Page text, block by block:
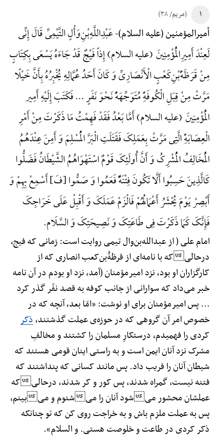
۱ (مریم/ ۳۸)
أمیرالمؤمنین (علیه السلام)-عَبْدِ‌اللَّهِ‌بْنِ‌وَأْلٍ التَّیْمِیِّ قَالَ إِنِّی
لَعِنْدَ أَمِیرِالْمُؤْمِنِینَ (علیه السلام) إِذاً فَیْجٌ قَدْ جَاءَهُ یَسْعَی بِکِتَابٍ
مِنْ قَرَظَهًَْ‌بْنِ‌کَعْبٍ الْأَنْصَارِیِّ وَ کَانَ أَحَدُ عُمَّالِهِ یُخْبِرُهُ بِأَنَّ خَیْلًا
مَرَّتْ مِنْ قِبَلِ الْکُوفَهًِْ مُتَوَجِّهَهًًْ نَحْوَ نَفَرٍ ... فَکَتَبَ إِلَیْهِ أَمِیر
الْمُؤْمِنِینَ (علیه السلام) أَمَّا بَعْدُ فَقَدْ فَهِمْتُ مَا ذَکَرْتَ مِنْ أَمْرِ
الْعِصَابَهًِْ الَّتِی مَرَّتْ بِعَمَلِکَ فَقَتَلَتِ الْبَرَّ الْمُسْلِمَ وَ أَمِنَ عِنْدَهُمُ
الْمُخَالِفُ الْمُشْرِکُ وَ أَنَّ أُولَئِکَ قَوْمٌ اسْتَهْوَاهُمُ الشَّیْطَانُ فَضَلُّوا
کَالَّذِینَ حَسِبُوا أَلَّا تَکُونَ فِتْنَهًٌْ فَعَمُوا وَ صَمُّوا {فَ} أَسْمِعْ بِهِمْ وَ
أَبْصِرْ یَوْمَ یُحْشَرُ أَعْمَالُهُمْ فَالْزَمْ عَمَلَکَ وَ أَقْبِلْ عَلَی خَرَاجِکَ
فَإِنَّکَ کَمَا ذَکَرْتَ فِی طَاعَتِکَ وَ نَصِیحَتِکَ وَ السَّلَام.
امام علی ( از عبدالله‌بن‌وال تیمی روایت است: زمانی که فیج،
درحالیکه با نامه‌ای از قرظهًْ‌بن‌کعب انصاری که از
کارگزاران او بود، نزد امیرمؤمنان (آمد، نزد او بودم در آن نامه
خبر می‌داد که سوارانی از جانب کوفه به قصد نفّر گذر کرد
... پس امیرمؤمنان برای او نوشت: «امّا بعد، آنچه که در
خصوص امر آن گروهی که در حوزه‌ی عملت گذشتند،ذکر
کردی را فهمیدم، درستکارِ مسلمان را کشتند و مخالفِ
مشرک نزد آنان ایمن است و به راستی اینان قومی هستند که
شیطان آنان را فریب داد. پس مانند کسانی که پنداشتند که
فتنه نیست، گمراه شدند، پس کور و کر شدند، درحالیکه
عملشان محشور میشود آنان را میشنوم و میبینم،
پس به عملت ملزم باش و به خراجت روی کن که تو چنانکه
ذکر کردی در طاعت و خلوصت هستی. و السلام».